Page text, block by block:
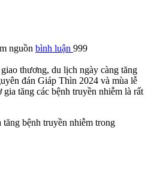
nguồn bình luận 999
thương, du lịch ngày càng tăng
đán Giáp Thìn 2024 và mùa lễ
tăng các bệnh truyền nhiễm là rất